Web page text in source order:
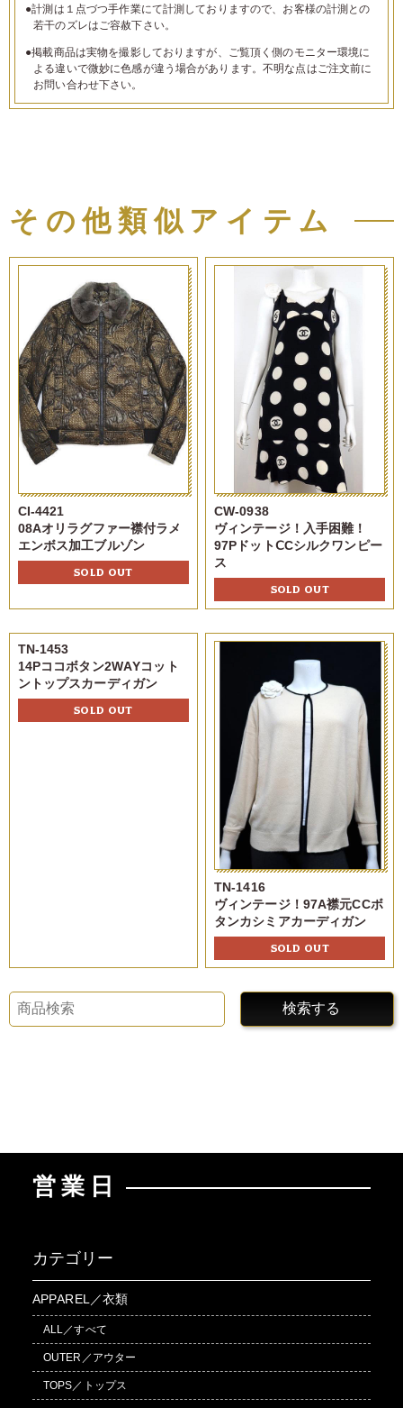
●計測は１点づつ手作業にて計測しておりますので、お客様の計測との
若干のズレはご容赦下さい。
●掲載商品は実物を撮影しておりますが、ご覧頂く側のモニター環境に
よる違いで微妙に色感が違う場合があります。不明な点はご注文前に
お問い合わせ下さい。
その他類似アイテム
CI-4421
08Aオリラグファー襟付ラメ
エンボス加工ブルゾン
SOLD OUT
CW-0938
ヴィンテージ！入手困難！
97PドットⅭCシルクワンピー
ス
SOLD OUT
TN-1453
14Pココボタン2WAYコット
ントップスカーディガン
SOLD OUT
TN-1416
ヴィンテージ！97A襟元CCボ
タンカシミアカーディガン
SOLD OUT
検索する
営業日
カテゴリー
APPAREL／衣類
ALL／すべて
OUTER／アウター
TOPS／トップス